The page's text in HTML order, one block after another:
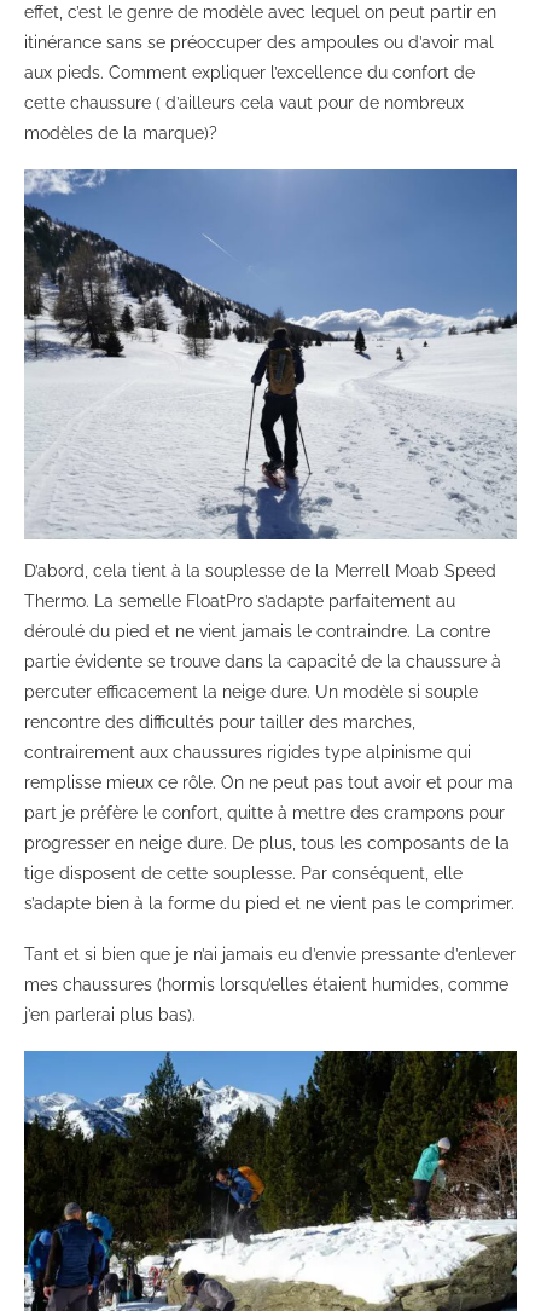
effet, c’est le genre de modèle avec lequel on peut partir en
itinérance sans se préoccuper des ampoules ou d’avoir mal
aux pieds. Comment expliquer l’excellence du confort de
cette chaussure ( d’ailleurs cela vaut pour de nombreux
modèles de la marque)?
D’abord, cela tient à la souplesse de la Merrell Moab Speed
Thermo. La semelle FloatPro s’adapte parfaitement au
déroulé du pied et ne vient jamais le contraindre. La contre
partie évidente se trouve dans la capacité de la chaussure à
percuter efficacement la neige dure. Un modèle si souple
rencontre des difficultés pour tailler des marches,
contrairement aux chaussures rigides type alpinisme qui
remplisse mieux ce rôle. On ne peut pas tout avoir et pour ma
part je préfère le confort, quitte à mettre des crampons pour
progresser en neige dure. De plus, tous les composants de la
tige disposent de cette souplesse. Par conséquent, elle
s’adapte bien à la forme du pied et ne vient pas le comprimer.
Tant et si bien que je n’ai jamais eu d’envie pressante d’enlever
mes chaussures (hormis lorsqu’elles étaient humides, comme
j’en parlerai plus bas).